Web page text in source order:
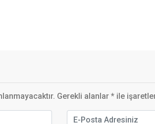
Gerekli alanlar * ile